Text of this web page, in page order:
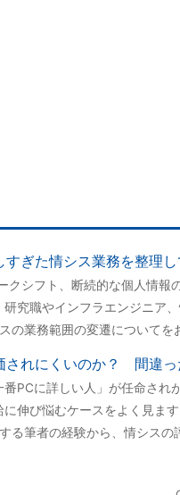
すぎた情シス業務を整理し
クシフト、断続的な個人情報
究職やインフラエンジニア
の業務範囲の変遷についてを
されにくいのか？ 間違
PCに詳しい人」が任命され
に伸び悩むケースをよく見ま
る筆者の経験から、情シス